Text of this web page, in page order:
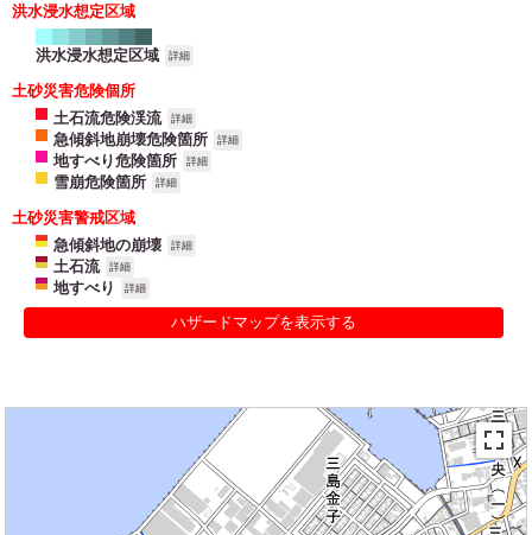
洪水浸水想定区域
洪水浸水想定区域 詳細
土砂災害危険個所
土石流危険渓流
詳細
急傾斜地崩壊危険箇所 詳細
地すべり危険箇所 詳細
雪崩危険箇所 詳細
土砂災害警戒区域
急傾斜地の崩壊
詳細
土石流 詳細
地すべり 詳細
ハザードマップを表示する